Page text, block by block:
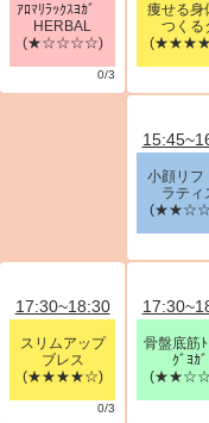
ｱﾛﾏﾘﾗｯｸｽﾖｶﾞ
HERBAL
(★☆☆☆☆)
0/3
痩せる身
つくる
小顔リフ
ラティ
17:30~18:30
スリムアップ
ブレス
(★★★★☆)
0/3
骨盤底筋ﾄ
ｸﾞﾖｶﾞ